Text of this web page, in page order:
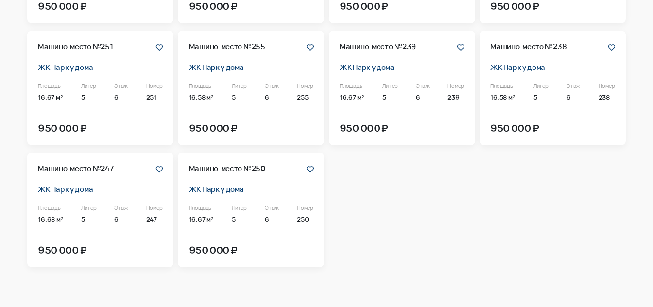
950 000 ₽ 950 000 ₽ 950 000 ₽ 950 000 ₽
Машино-место №251
ЖК Парк у дома
Площадь
16.67 м²
Литер
5
Этаж
6
Номер
251
950 000 ₽
Машино-место №255
ЖК Парк у дома
Площадь
16.58 м²
Литер
5
Этаж
6
Номер
255
950 000 ₽
Машино-место №239
ЖК Парк у дома
Площадь
16.67 м²
Литер
5
Этаж
6
Номер
239
950 000 ₽
Машино-место №238
ЖК Парк у дома
Площадь
16.58 м²
Литер
5
Этаж
6
Номер
238
950 000 ₽
Машино-место №247
ЖК Парк у дома
Площадь
16.68 м²
Литер
5
Этаж
6
Номер
247
950 000 ₽
Машино-место №250
ЖК Парк у дома
Площадь
16.67 м²
Литер
5
Этаж
6
Номер
250
950 000 ₽